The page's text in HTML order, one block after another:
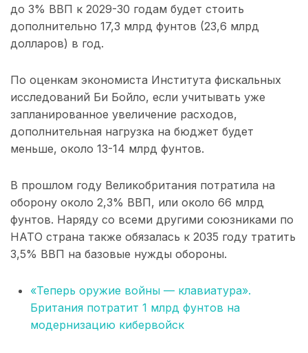
до 3% ВВП к 2029-30 годам будет стоить
дополнительно 17,3 млрд фунтов (23,6 млрд
долларов) в год.
По оценкам экономиста Института фискальных
исследований Би Бойло, если учитывать уже
запланированное увеличение расходов,
дополнительная нагрузка на бюджет будет
меньше, около 13-14 млрд фунтов.
В прошлом году Великобритания потратила на
оборону около 2,3% ВВП, или около 66 млрд
фунтов. Наряду со всеми другими союзниками по
НАТО страна также обязалась к 2035 году тратить
3,5% ВВП на базовые нужды обороны.
«Теперь оружие войны — клавиатура».
Британия потратит 1 млрд фунтов на
модернизацию кибервойск